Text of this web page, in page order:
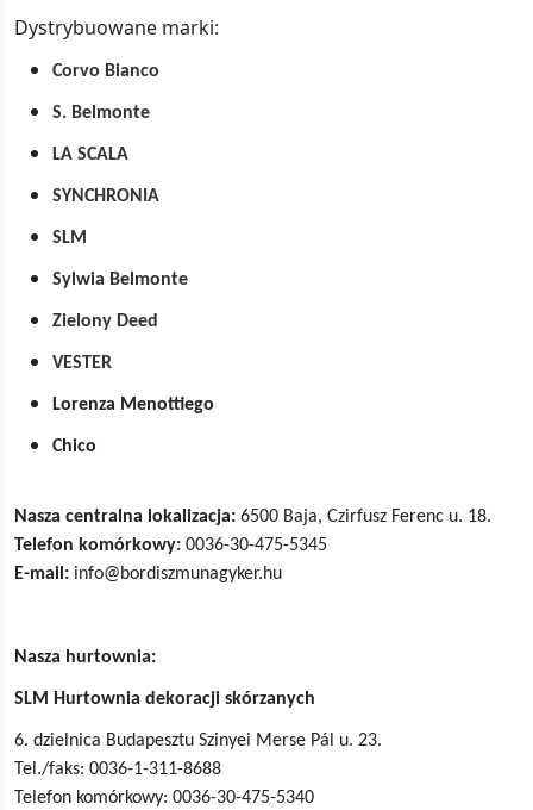
Dystrybuowane marki:
Corvo Bianco
S. Belmonte
LA SCALA
SYNCHRONIA
SLM
Sylwia Belmonte
Zielony Deed
VESTER
Lorenza Menottiego
Chico
Nasza centralna lokalizacja: 6500 Baja, Czirfusz Ferenc u. 18.
Telefon komórkowy: 0036-30-475-5345
E-mail: info@bordiszmunagyker.hu
Nasza hurtownia:
SLM Hurtownia dekoracji skórzanych
6. dzielnica Budapesztu Szinyei Merse Pál u. 23.
Tel./faks: 0036-1-311-8688
Telefon komórkowy: 0036-30-475-5340